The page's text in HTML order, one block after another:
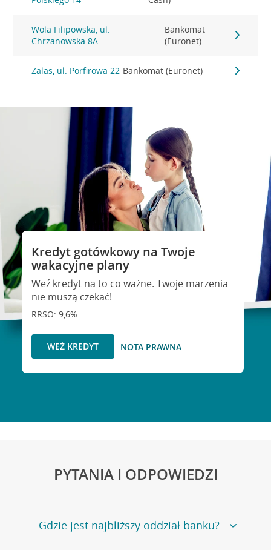
Wola Filipowska, ul.
Chrzanowska 8A
Bankomat
(Euronet)
Zalas, ul. Porfirowa 22 Bankomat (Euronet)
Kredyt gotówkowy na Twoje
wakacyjne plany
Weź kredyt na to co ważne. Twoje marzenia
nie muszą czekać!
RRSO: 9,6%
WEŹ KREDYT NOTA PRAWNA
PYTANIA I ODPOWIEDZI
Gdzie jest najbliższy oddział banku?